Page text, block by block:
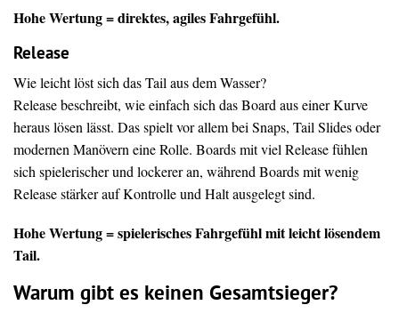
Hohe Wertung = direktes, agiles Fahrgefühl.
Release
Wie leicht löst sich das Tail aus dem Wasser?
Release beschreibt, wie einfach sich das Board aus einer Kurve
heraus lösen lässt. Das spielt vor allem bei Snaps, Tail Slides oder
modernen Manövern eine Rolle. Boards mit viel Release fühlen
sich spielerischer und lockerer an, während Boards mit wenig
Release stärker auf Kontrolle und Halt ausgelegt sind.
Hohe Wertung = spielerisches Fahrgefühl mit leicht lösendem
Tail.
Warum gibt es keinen Gesamtsieger?